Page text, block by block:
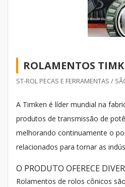
ROLAMENTOS
ST-ROL PECAS E FERRAMENTAS /
A Timken é líder mundial na
produtos de transmissão de
melhorando continuamente o
relacionados para tornar as
O PRODUTO OFERECE
Rolamentos de rolos cônicos